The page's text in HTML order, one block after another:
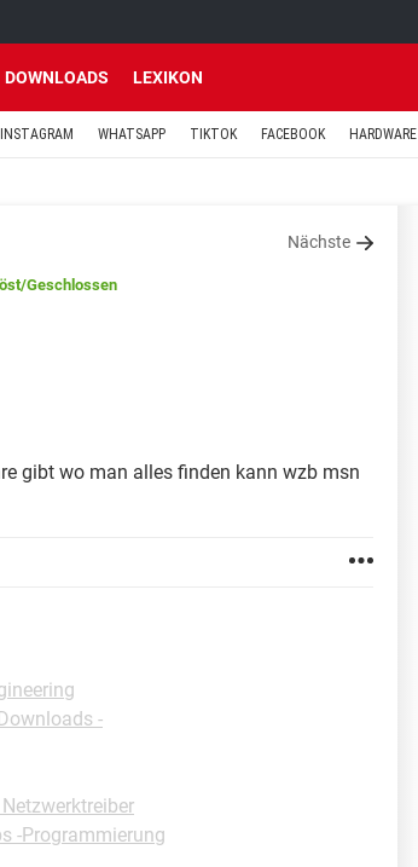
DOWNLOADS LEXIKON
INSTAGRAM WHATSAPP TIKTOK FACEBOOK HARDWARE
Nächste
/Geschlossen
gibt wo man alles finden kann wzb msn
-
-Programmierung